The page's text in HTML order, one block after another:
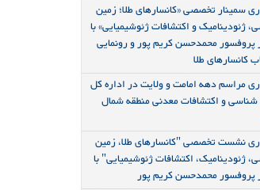
سمینار تخصصی «کانسارهای طلا؛ زمین
ژئودینامیک و اکتشافات ژئوشیمیایی» با
محمدحسن کریم پور و رونمایی
کانسارهای طلا
مراسم دهه امامت و ولایت در اداره کل
و اکتشافات معدنی منطقه شمال
نشست تخصصی "کانسارهای طلا، زمین
ژئودینامیک، اکتشافات ژئوشیمیایی" با
پروفسور محمدحسن کریم پور